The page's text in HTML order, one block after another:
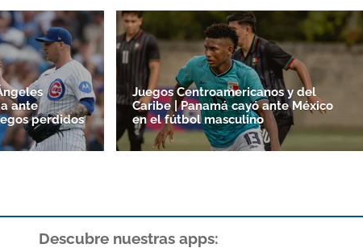
ante
perdidos
Juegos Centroamericanos y del
Caribe | Panamá cayó ante México
en el fútbol masculino
Descubre nuestras apps: